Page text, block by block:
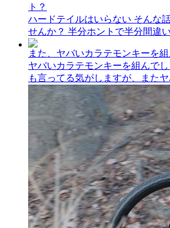
ト？
ハードテイルはいらない そんな
せんか？ 半分ホントで半分間違
また、ヤバいカラテモンキーを組
ヤバいカラテモンキーを組んで
も言ってる気がしますが、また